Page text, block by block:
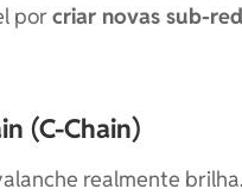
porcriar novas sub-
(C-Chain)
realmente